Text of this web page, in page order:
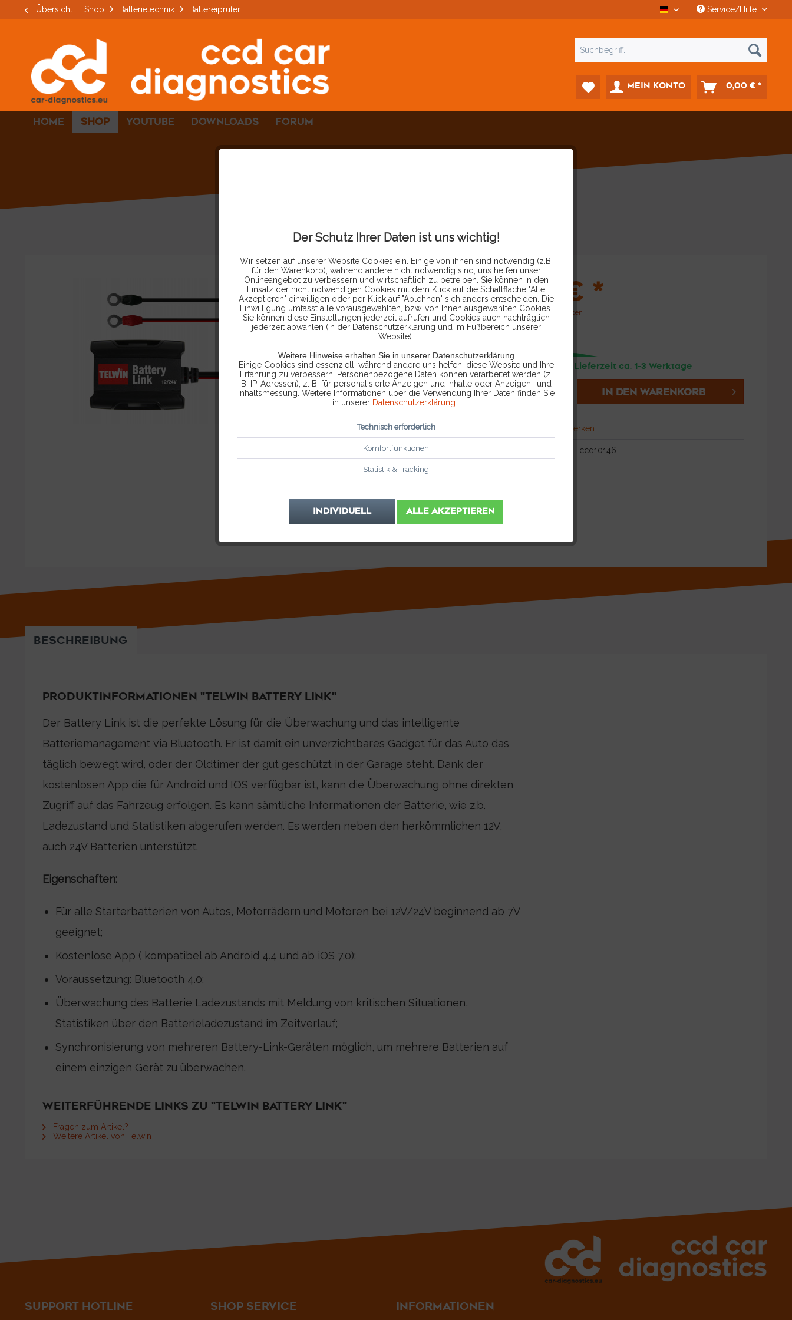
CCD Car-Diagnostics Deutsch
Service/Hilfe
MEIN KONTO 0,00 € *
HOME SHOP YOUTUBE DOWNLOADS FORUM
Der Schutz Ihrer Daten ist uns wichtig!
Wir setzen auf unserer Website Cookies ein. Einige von ihnen sind notwendig (z.B.
für den Warenkorb), während andere nicht notwendig sind, uns helfen unser
Onlineangebot zu verbessern und wirtschaftlich zu betreiben. Sie können in den
Einsatz der nicht notwendigen Cookies mit dem Klick auf die Schaltfläche "Alle
Akzeptieren" einwilligen oder per Klick auf "Ablehnen" sich anders entscheiden. Die
Einwilligung umfasst alle vorausgewählten, bzw. von Ihnen ausgewählten Cookies.
Sie können diese Einstellungen jederzeit aufrufen und Cookies auch nachträglich
jederzeit abwählen (in der Datenschutzerklärung und im Fußbereich unserer
Website).
Weitere Hinweise erhalten Sie in unserer Datenschutzerklärung
Einige Cookies sind essenziell, während andere uns helfen, diese Website und Ihre
Erfahrung zu verbessern. Personenbezogene Daten können verarbeitet werden (z.
B. IP-Adressen), z. B. für personalisierte Anzeigen und Inhalte oder Anzeigen- und
Inhaltsmessung. Weitere Informationen über die Verwendung Ihrer Daten finden Sie
in unserer Datenschutzerklärung
Technisch erforderlich
Komfortfunktionen
Statistik & Tracking
INDIVIDUELL ALLE AKZEPTIEREN
Übersicht Shop Batterietechnik Battereiprüfer
TELWIN BATTERY LINK
39,99 € *
inkl. MwSt.zzgl. Versandkosten
Sofort versandfertig, Lieferzeit ca. 1-3 Werktage
IN DEN WARENKORB
Merken
ccd10146
BESCHREIBUNG
PRODUKTINFORMATIONEN "TELWIN BATTERY LINK"
Der Battery Link ist die perfekte Lösung für die Überwachung und das intelligente
Batteriemanagement via Bluetooth. Er ist damit ein unverzichtbares Gadget für das Auto das
täglich bewegt wird, oder der Oldtimer der gut geschützt in der Garage steht. Dank der
kostenlosen App die für Android und IOS verfügbar ist, kann die Überwachung ohne direkten
Zugriff auf das Fahrzeug erfolgen. Es kann sämtliche Informationen der Batterie, wie z.b.
Ladezustand und Statistiken abgerufen werden. Es werden neben den herkömmlichen 12V,
auch 24V Batterien unterstützt.
Eigenschaften:
Für alle Starterbatterien von Autos, Motorrädern und Motoren bei 12V/24V beginnend ab 7V
geeignet;
Kostenlose App ( kompatibel ab Android 4.4 und ab iOS 7.0);
Voraussetzung: Bluetooth 4.0;
Überwachung des Batterie Ladezustands mit Meldung von kritischen Situationen,
Statistiken über den Batterieladezustand im Zeitverlauf;
Synchronisierung von mehreren Battery-Link-Geräten möglich, um mehrere Batterien auf
einem einzigen Gerät zu überwachen.
WEITERFÜHRENDE LINKS ZU "TELWIN BATTERY LINK"
Fragen zum Artikel?
Weitere Artikel von Telwin
SUPPORT HOTLINE SHOP SERVICE INFORMATIONEN